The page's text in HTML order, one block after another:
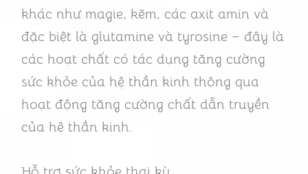
khác như magie, kẽm, các axit amin và
đặc biệt là glutamine và tyrosine – đây là
các hoạt chất có tác dụng tăng cường
sức khỏe của hệ thần kinh thông qua
hoạt động tăng cường chất dẫn truyền
của hệ thần kinh.